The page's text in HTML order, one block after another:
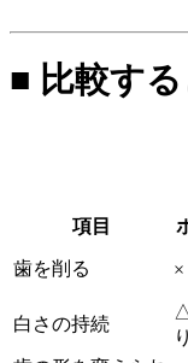
■ 比較す
項目
歯を削る ×
白さの持続